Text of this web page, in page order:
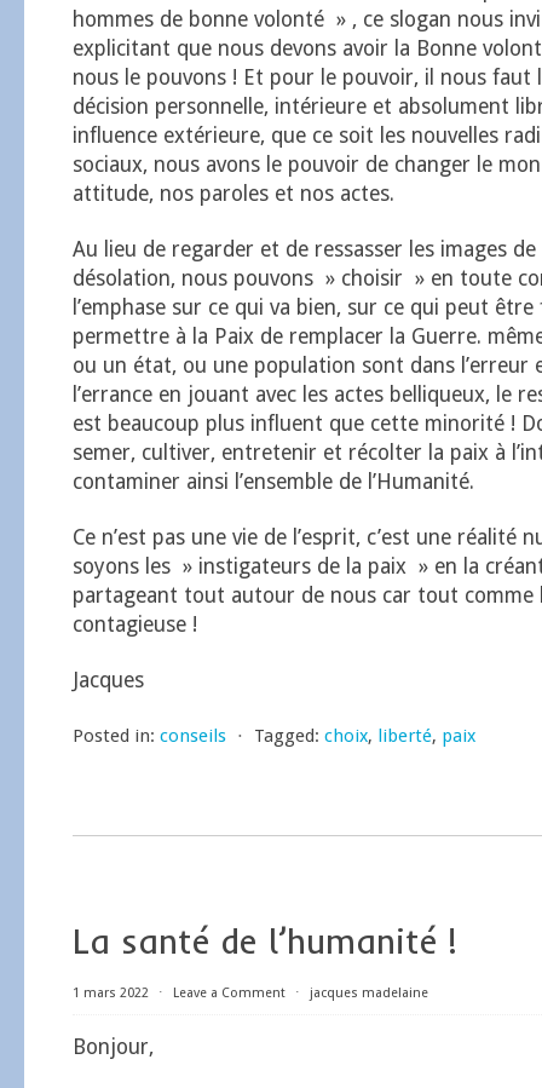
hommes de bonne volonté » , ce slogan nous
explicitant que nous devons avoir la Bonne
nous le pouvons ! Et pour le pouvoir, il nous faut
décision personnelle, intérieure et absolument
influence extérieure, que ce soit les nouvelles
sociaux, nous avons le pouvoir de changer le
attitude, nos paroles et nos actes.
Au lieu de regarder et de ressasser les images
désolation, nous pouvons » choisir » en toute
l’emphase sur ce qui va bien, sur ce qui peut
permettre à la Paix de remplacer la Guerre.
ou un état, ou une population sont dans l’erreur
l’errance en jouant avec les actes belliqueux, le
est beaucoup plus influent que cette minorité !
semer, cultiver, entretenir et récolter la paix à
contaminer ainsi l’ensemble de l’Humanité.
Ce n’est pas une vie de l’esprit, c’est une réalité
soyons les » instigateurs de la paix » en la
partageant tout autour de nous car tout comme
contagieuse !
Jacques
Posted in: conseils ⋅ Tagged: choix, liberté, paix
La santé de l’humanité !
1 mars 2022 ⋅ Leave a Comment ⋅ jacques madelaine
Bonjour,